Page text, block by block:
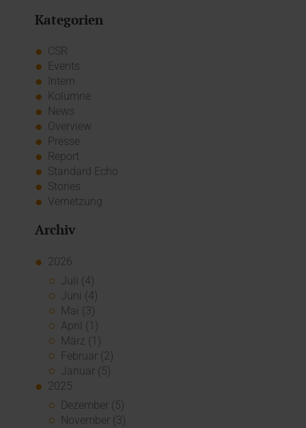
Kategorien
CSR
Events
Intern
Kolumne
News
Overview
Presse
Report
Standard Echo
Stories
Vernetzung
Archiv
2026
Juli (4)
Juni (4)
Mai (3)
April (1)
März (1)
Februar (2)
Januar (5)
2025
Dezember (5)
November (3)